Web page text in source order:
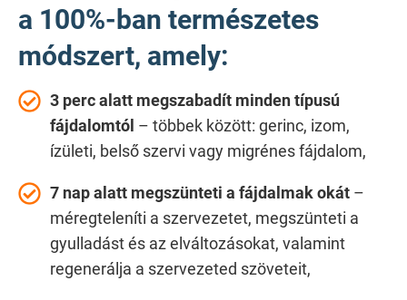
a 100%-ban természetes
módszert, amely:
3 perc alatt megszabadít minden típusú
fájdalomtól – többek között: gerinc, izom,
ízületi, belső szervi vagy migrénes fájdalom,
7 nap alatt megszünteti a fájdalmak okát –
méregteleníti a szervezetet, megszünteti a
gyulladást és az elváltozásokat, valamint
regenerálja a szervezeted szöveteit,